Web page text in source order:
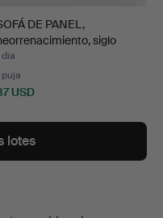
DE PANEL,
siglo
día
puja
USD
lotes